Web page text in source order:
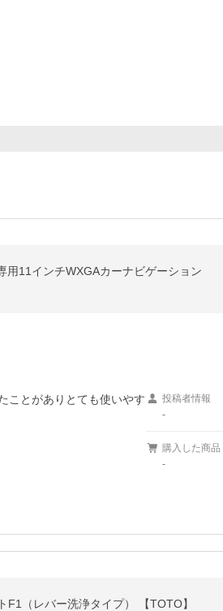
用11インチWXGAカーナビゲーション
ことがありとても使いやす
投稿者情報
-
購入した商品
-
F1（レバー洗浄タイプ） 【TOTO】